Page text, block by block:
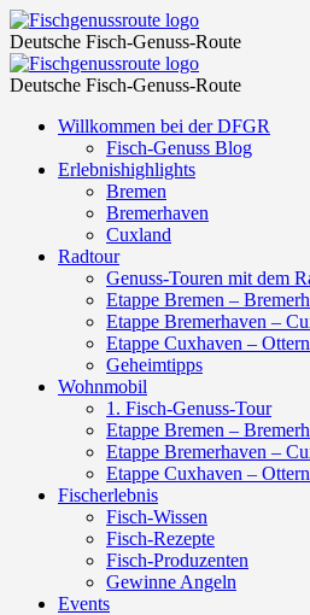
hotel
–
Fischgenussroute
Deutsche Fisch-Genuss-Route
hotel
–
Fischgenussroute
Deutsche Fisch-Genuss-Route
Skip
content
Willkommen bei der DFGR
Fisch-Genuss Blog
Erlebnishighlights
Bremen
Bremerhaven
Cuxland
Radtour
Genuss-Touren mit dem
Etappe Bremen –
Etappe Bremerhaven –
Etappe Cuxhaven –
Geheimtipps
Wohnmobil
1. Fisch-Genuss-Tour
Etappe Bremen –
Etappe Bremerhaven –
Etappe Cuxhaven –
Fischerlebnis
Fisch-Wissen
Fisch-Rezepte
Fisch-Produzenten
Gewinne Angeln
Events